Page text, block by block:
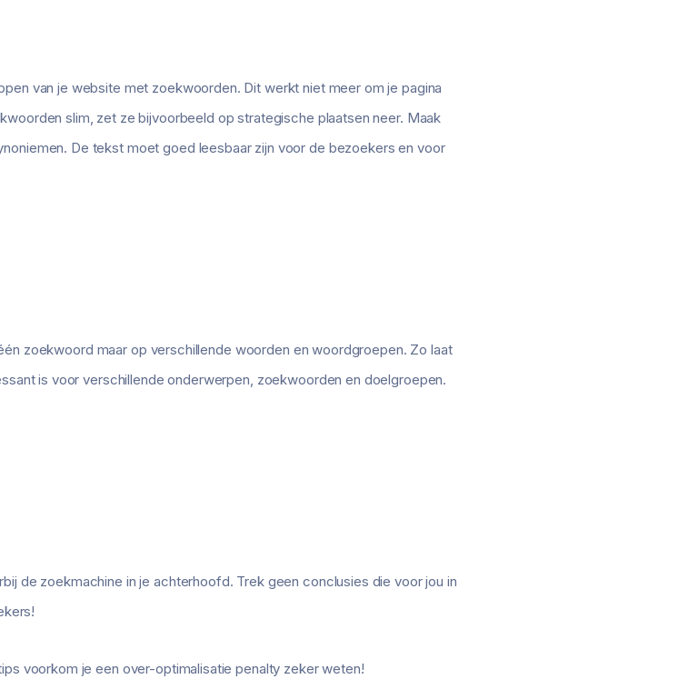
van je website met zoekwoorden. Dit werkt niet meer om je pagina
slim, zet ze bijvoorbeeld op strategische plaatsen neer. Maak
De tekst moet goed leesbaar zijn voor de bezoekers en voor
zoekwoord maar op verschillende woorden en woordgroepen. Zo laat
is voor verschillende onderwerpen, zoekwoorden en doelgroepen.
de zoekmachine in je achterhoofd. Trek geen conclusies die voor jou in
voorkom je een over-optimalisatie penalty zeker weten!